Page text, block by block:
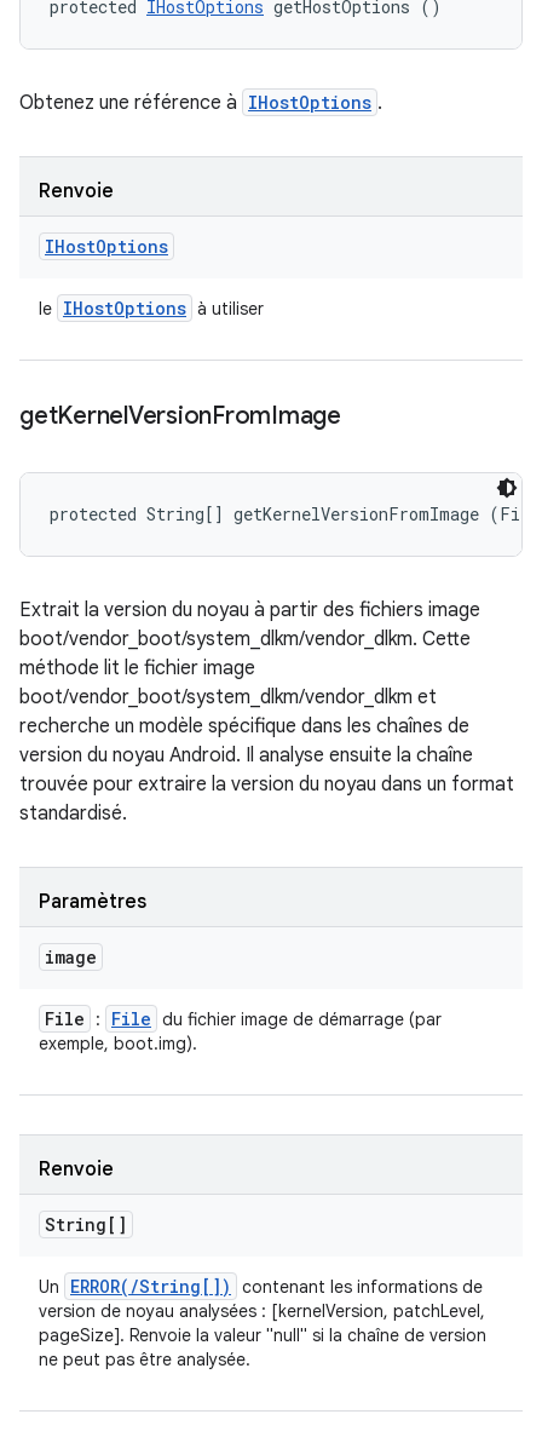
protected IHostOptions getHostOptions ()
Obtenez une référence à IHostOptions .
Renvoie
IHostOptions
le IHostOptions à utiliser
getKernelVersionFromImage
protected String[] getKernelVersionFromImage
Extrait la version du noyau à partir des fichiers image
boot/vendor_boot/system_dlkm/vendor_dlkm. Cette
méthode lit le fichier image
boot/vendor_boot/system_dlkm/vendor_dlkm et
recherche un modèle spécifique dans les chaînes de
version du noyau Android. Il analyse ensuite la chaîne
trouvée pour extraire la version du noyau dans un format
standardisé.
Paramètres
image
File : File du fichier image de démarrage (par
exemple, boot.img).
Renvoie
String[]
Un ERROR( /String[])
contenant les informations de
version de noyau analysées : [kernelVersion, patchLevel,
pageSize]. Renvoie la valeur "null" si la chaîne de version
ne peut pas être analysée.